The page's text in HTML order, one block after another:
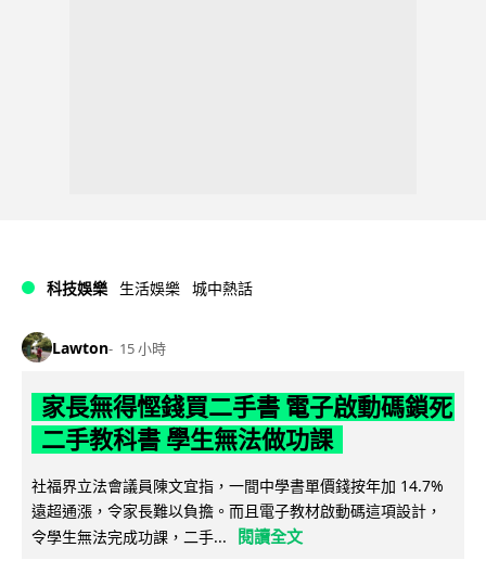
科技娛樂 生活娛樂 城中熱話
Lawton 15 小時
家長無得慳錢買二手書 電子啟動碼鎖死
二手教科書 學生無法做功課
社福界立法會議員陳文宜指，一間中學書單價錢按年加 14.7%
遠超通漲，令家長難以負擔。而且電子教材啟動碼這項設計，
令學生無法完成功課，二手...
閱讀全文